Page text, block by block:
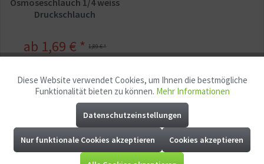
Osmoseschlauch 1/4 weiss
Druckschlauch
1,89 € *
ab 1,69 € *
Preise
1,69 € *
1,51 € *
Funktionale Aktiv
Tracking Aktiv
Diese Website verwendet Cookies, um Ihnen die bestmögliche
Funktionalität bieten zu können. Mehr Informationen
Datenschutzeinstellungen
Nur funktionale Cookies akzeptieren Cookies akzeptieren